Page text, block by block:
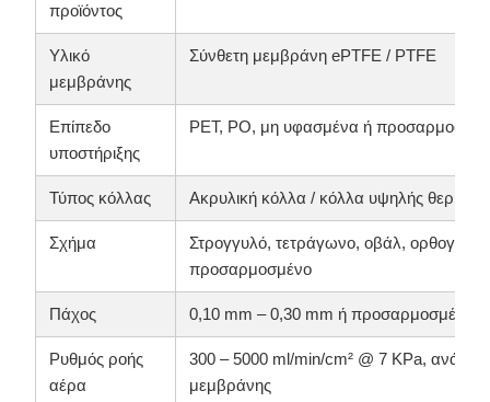
προϊόντος
Υλικό
μεμβράνης
Σύνθετη μεμβράνη ePTFE / PTFE
Επίπεδο
υποστήριξης
PET, PO, μη υφασμένα ή
Τύπος κόλλας Ακρυλική κόλλα / κόλλα υψηλής
Σχήμα
Στρογγυλό, τετράγωνο, οβάλ,
προσαρμοσμένο
Πάχος 0,10 mm – 0,30 mm ή προσαρμοσμένο
Ρυθμός ροής
αέρα
300 – 5000 ml/min/cm² @ 7 KPa,
μεμβράνης